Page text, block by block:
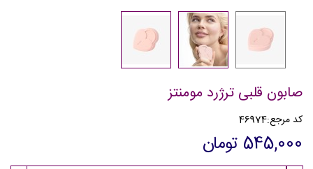
صابون قلبی ترژرد مومنتز
کد مرجع:46974
545,000 تومان